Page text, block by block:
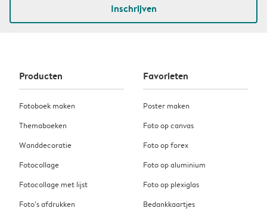
Inschrijven
Producten
Fotoboek maken
Themaboeken
Wanddecoratie
Fotocollage
Fotocollage met lijst
Foto’s afdrukken
Favorieten
Poster maken
Foto op canvas
Foto op forex
Foto op aluminium
Foto op plexiglas
Bedankkaartjes